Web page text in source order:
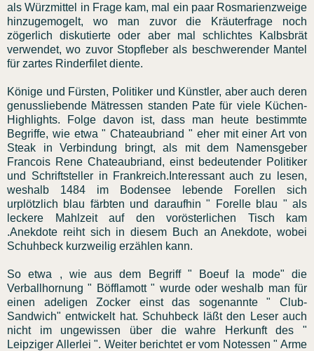
alsWürzmittel in Frage kam, mal ein paar Rosmarienzweige
hinzugemogelt, wo man zuvor die Kräuterfrage noch
zögerlich diskutierte oder aber mal schlichtes
Kalbsbrät
verwendet, wo zuvor Stopfleber als beschwerender Mantel
für zartes Rinderfilet diente.
Könige und Fürsten, Politiker und Künstler, aber auch deren
genussliebende Mätressen standen Pate für viele Küchen-
Highlights. Folge davon ist, dass man heute bestimmte
Begriffe, wie etwa " Chateaubriand " eher mit einer Art von
Steak in Verbindung bringt, als mit dem Namensgeber
Francois Rene Chateaubriand, einst bedeutender Politiker
und Schriftsteller in Frankreich.Interessant auch zu lesen,
weshalb 1484 im Bodensee lebende Forellen sich
urplötzlich blau färbten und daraufhin " Forelle blau " als
leckere Mahlzeit auf den vorösterlichen Tisch kam
.Anekdote reiht sich in diesem Buch an Anekdote, wobei
Schuhbeck kurzweilig erzählen kann.
So etwa , wie aus dem Begriff " Boeuf la mode" die
Verballhornung " Böfflamott" wurde oder weshalb man für
einen adeligenZocker einst das sogenannte" Club-
Sandwich" entwickelt hat. Schuhbeck läßtden Leser auch
nicht im ungewissen über die wahre Herkunft des "
Leipziger Allerlei ". Weiter berichtet er vom Notessen " Arme